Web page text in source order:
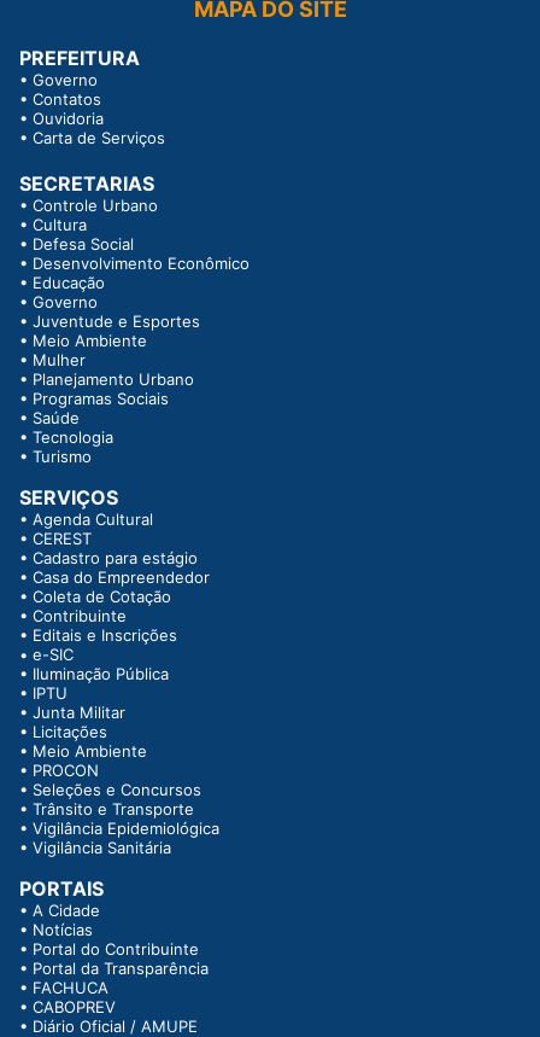
MAPA DO SITE
PREFEITURA
• Governo
• Contatos
• Ouvidoria
• Carta de Serviços
SECRETARIAS
• Controle Urbano
• Cultura
• Defesa Social
• Desenvolvimento Econômico
• Educação
• Governo
• Juventude e Esportes
• Meio Ambiente
• Mulher
• Planejamento Urbano
• Programas Sociais
• Saúde
• Tecnologia
• Turismo
SERVIÇOS
• Agenda Cultural
• CEREST
• Cadastro para estágio
• Casa do Empreendedor
• Coleta de Cotação
• Contribuinte
• Editais e Inscrições
• e-SIC
• Iluminação Pública
• IPTU
• Junta Militar
• Licitações
• Meio Ambiente
• PROCON
• Seleções e Concursos
• Trânsito e Transporte
• Vigilância Epidemiológica
• Vigilância Sanitária
PORTAIS
• A Cidade
• Notícias
• Portal do Contribuinte
• Portal da Transparência
• FACHUCA
• CABOPREV
• Diário Oficial / AMUPE